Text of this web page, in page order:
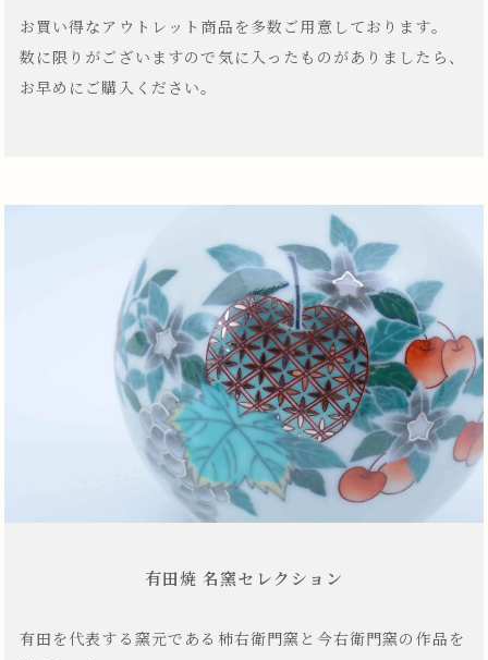
お買い得なアウトレット商品を多数ご用意しております。
数に限りがございますので気に入ったものがありましたら、
お早めにご購入ください。
有田焼 名窯セレクション
有田を代表する窯元である柿右衛門窯と今右衛門窯の作品を